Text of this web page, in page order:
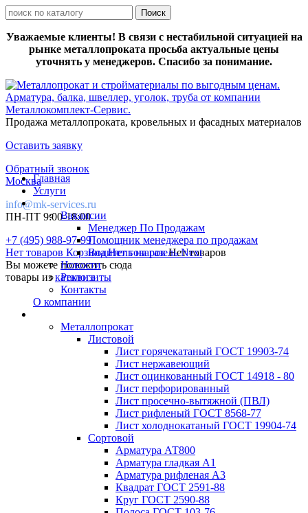
Уважаемые клиенты! В связи с нестабильной ситуацией на
рынке металлопроката просьба актуальные цены
уточнять у менеджеров. Спасибо за понимание.
Продажа металлопроката, кровельных и фасадных материалов
Оставить заявку
Обратный звонок
Москва
info@mk-services.ru
ПН-ПТ 9:00-18:00
+7 (495) 988-97-99
Нет товаров КорзинаНет товаровНет товаров
Вы можете положить сюда
товары изкаталога
Главная
Услуги
Вакансии
Менеджер По Продажам
Помощник менеджера по продажам
Водитель на газель Next
Новости
Реквизиты
Контакты
О компании
Металлопрокат
Листовой
Лист горячекатаный ГОСТ 19903-74
Лист нержавеющий
Лист оцинкованный ГОСТ 14918 - 80
Лист перфорированный
Лист просечно-вытяжной (ПВЛ)
Лист рифленый ГОСТ 8568-77
Лист холоднокатаный ГОСТ 19904-74
Сортовой
Арматура АТ800
Арматура гладкая А1
Арматура рифленая А3
Квадрат ГОСТ 2591-88
Круг ГОСТ 2590-88